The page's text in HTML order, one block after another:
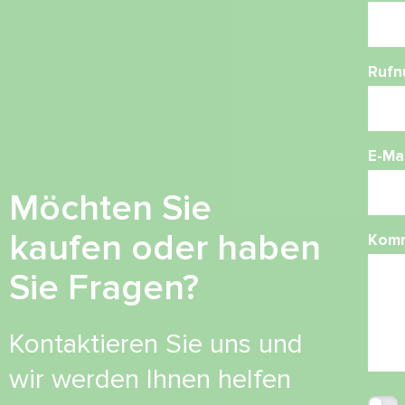
Möchten Sie
kaufen oder haben
Sie Fragen?
Kontaktieren Sie uns und
wir werden Ihnen helfen
E-